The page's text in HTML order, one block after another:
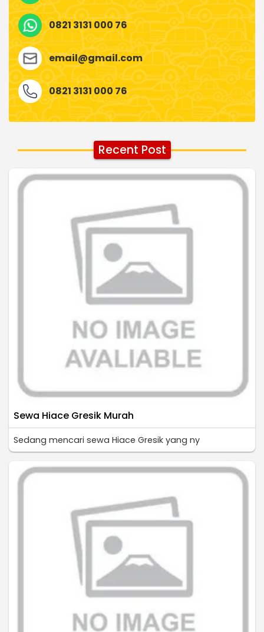
0821 3131 000 76
email@gmail.com
0821 3131 000 76
Recent Post
Sewa Hiace Gresik Murah
Sedang mencari sewa Hiace Gresik yang ny